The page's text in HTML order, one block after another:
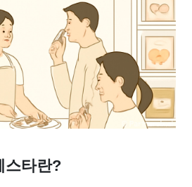
스타란?